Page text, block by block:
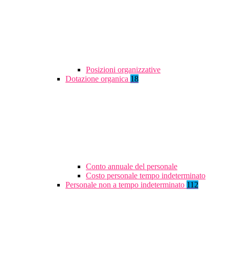
Posizioni organizzative
Dotazione organica 18
Conto annuale del personale
Costo personale tempo indeterminato
Personale non a tempo indeterminato 112